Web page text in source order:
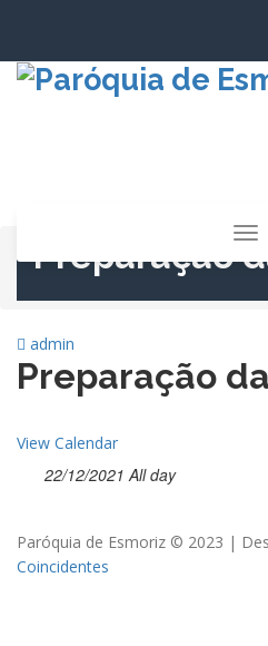
conteúdo
a
Preparação
admin
Preparação
View Calendar
22/12/2021 All day
Paróquia de Esmoriz © 2023 |
Coincidentes